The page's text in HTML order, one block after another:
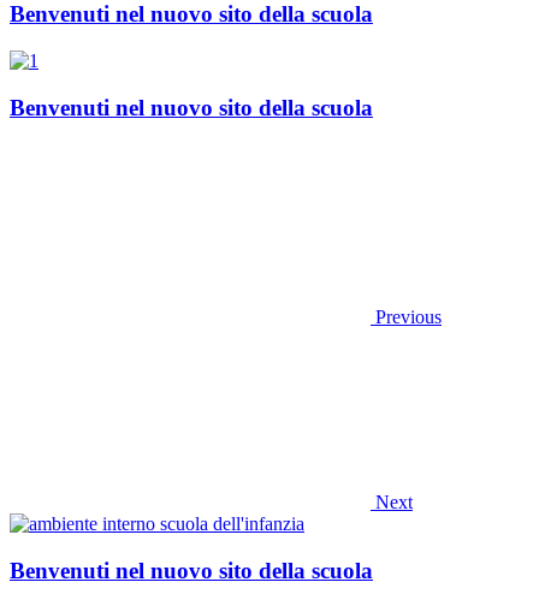
Benvenuti nel nuovo sito della scuola
Benvenuti nel nuovo sito della scuola
Previous
Next
Benvenuti nel nuovo sito della scuola